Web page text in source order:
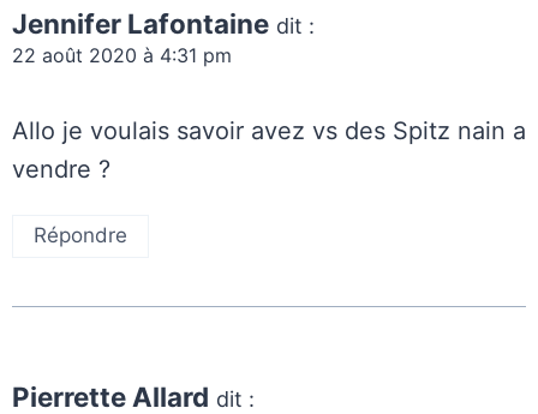
Jennifer Lafontaine dit :
22 août 2020 à 4:31 pm
Allo je voulais savoir avez vs des Spitz nain a
vendre ?
Répondre
Pierrette Allard dit :